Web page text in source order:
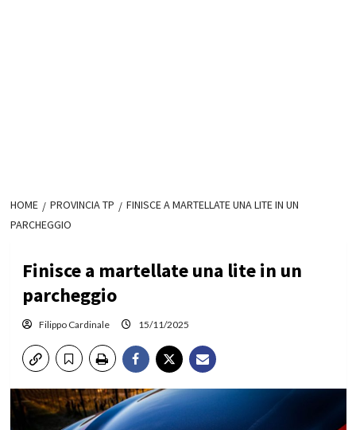
HOME PROVINCIA TP
FINISCE A MARTELLATE UNA LITE IN UN
PARCHEGGIO
Finisce a martellate una lite in un
parcheggio
Filippo Cardinale 15/11/2025